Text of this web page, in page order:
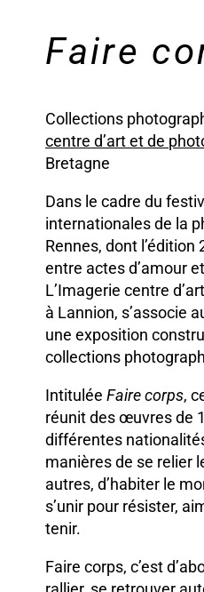
Faire
Collections
centre d’art et de
Bretagne
Dans le cadre du
internationales de la
Rennes, dont
entre actes d’amour
L’Imagerie centre
à Lannion, s’associe
une exposition
collections
Intitulée Faire corps,
réunit des œuvres de
différentes
manières de se relier
autres, d’habiter le
s’unir pour résister,
tenir.
Faire corps, c’est